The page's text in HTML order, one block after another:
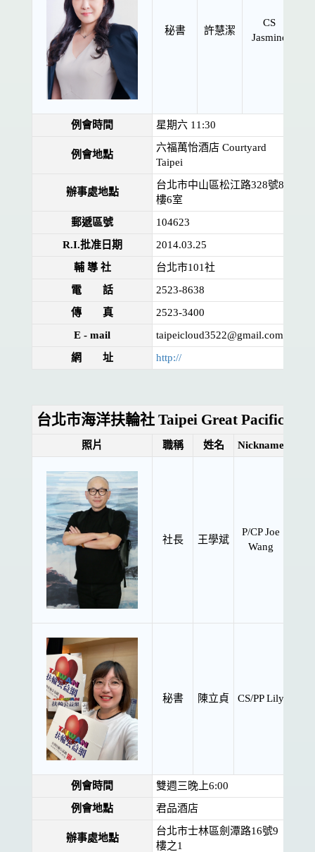
秘書 許慧潔
CS
Jasmine
例會時間 星期六 11:30
例會地點
六福萬怡酒店 Courtyard
Taipei
辦事處地點
台北市中山區松江路328號8
樓6室
郵遞區號
104623
R.I.批准日期
2014.03.25
輔 導 社
台北市101社
電 話
2523-8638
傳 真
2523-3400
E - mail
taipeicloud3522@gmail.com
網 址
http://
台北市海洋扶輪社 Taipei Great Pacific
照片 職稱 姓名 Nickname
社長 王學斌
P/CP Joe
Wang
秘書 陳立貞 CS/PP Lily
例會時間
雙週三晚上6:00
例會地點
君品酒店
辦事處地點
台北市士林區劍潭路16號9
樓之1